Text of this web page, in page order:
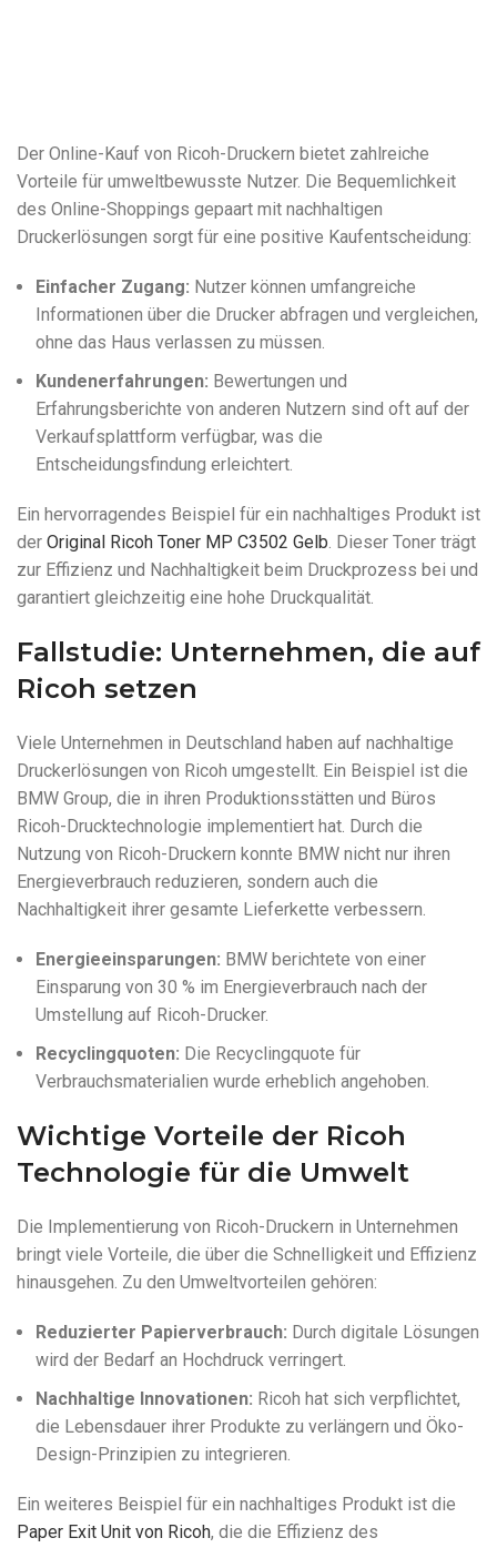
Der Online-Kauf von Ricoh-Druckern bietet zahlreiche
Vorteile für umweltbewusste Nutzer. Die Bequemlichkeit
des Online-Shoppings gepaart mit nachhaltigen
Druckerlösungen sorgt für eine positive Kaufentscheidung:
Einfacher Zugang: Nutzer können umfangreiche
Informationen über die Drucker abfragen und vergleichen,
ohne das Haus verlassen zu müssen.
Kundenerfahrungen: Bewertungen und
Erfahrungsberichte von anderen Nutzern sind oft auf der
Verkaufsplattform verfügbar, was die
Entscheidungsfindung erleichtert.
Ein hervorragendes Beispiel für ein nachhaltiges Produkt ist
der Original Ricoh Toner MP C3502 Gelb. Dieser Toner trägt
zur Effizienz und Nachhaltigkeit beim Druckprozess bei und
garantiert gleichzeitig eine hohe Druckqualität.
Fallstudie: Unternehmen, die auf
Ricoh setzen
Viele Unternehmen in Deutschland haben auf nachhaltige
Druckerlösungen von Ricoh umgestellt. Ein Beispiel ist die
BMW Group, die in ihren Produktionsstätten und Büros
Ricoh-Drucktechnologie implementiert hat. Durch die
Nutzung von Ricoh-Druckern konnte BMW nicht nur ihren
Energieverbrauch reduzieren, sondern auch die
Nachhaltigkeit ihrer gesamte Lieferkette verbessern.
Energieeinsparungen: BMW berichtete von einer
Einsparung von 30 % im Energieverbrauch nach der
Umstellung auf Ricoh-Drucker.
Recyclingquoten: Die Recyclingquote für
Verbrauchsmaterialien wurde erheblich angehoben.
Wichtige Vorteile der Ricoh
Technologie für die Umwelt
Die Implementierung von Ricoh-Druckern in Unternehmen
bringt viele Vorteile, die über die Schnelligkeit und Effizienz
hinausgehen. Zu den Umweltvorteilen gehören:
Reduzierter Papierverbrauch: Durch digitale Lösungen
wird der Bedarf an Hochdruck verringert.
Nachhaltige Innovationen: Ricoh hat sich verpflichtet,
die Lebensdauer ihrer Produkte zu verlängern und Öko-
Design-Prinzipien zu integrieren.
Ein weiteres Beispiel für ein nachhaltiges Produkt ist die
Paper Exit Unit von Ricoh, die die Effizienz des